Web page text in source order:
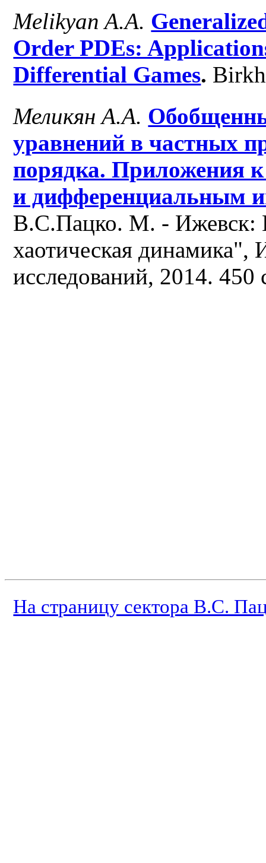
Melikyan A.A.
Order PDEs:
Differential Games.
Меликян А.А.
уравнений в частных
порядка. Приложения
и дифференциальным
В.С.Пацко. М. - Ижевск:
хаотическая
исследований, 2014. 450
На страницу сектора В.С.